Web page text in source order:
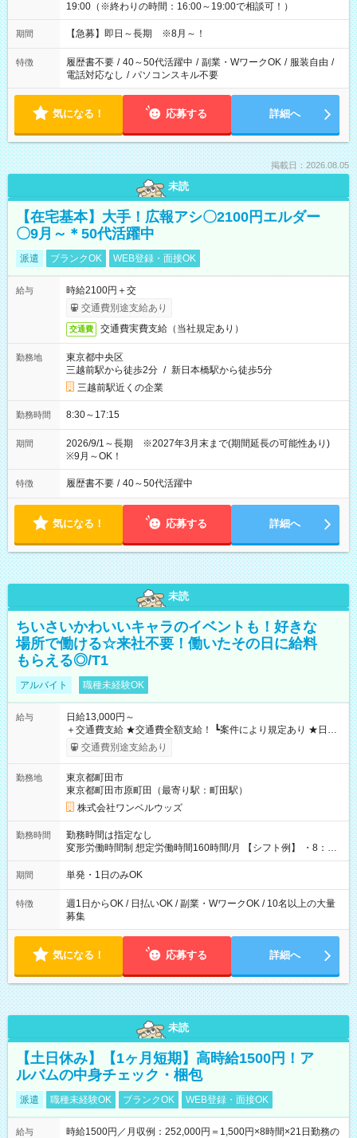
19:00（※終わりの時間：16:00～19:00で相談可！）
期間 【急募】即日～長期 ※8月～！
特徴 履歴書不要 / 40～50代活躍中 / 副業・WワークOK / 服装自由 /
電話対応なし / パソコンスキル不要
気になる！ 応募する 詳細へ
掲載日：2026.08.05
未読
【在宅基本】大手！広報アシ〇2100円エルダー
〇9月～＊50代活躍中
派遣 ブランクOK WEB登録・面接OK
給与
時給2100円＋交
交通費別途支給あり
交通費 交通費実費支給（当社規定あり）
勤務地
東京都中央区
三越前駅から徒歩2分 / 新日本橋駅から徒歩5分
三越前駅近くの企業
勤務時間 8:30～17:15
期間
2026/9/1～長期 ※2027年3月末まで(期間延長の可能性あり)
※9月～OK！
特徴 履歴書不要 / 40～50代活躍中
気になる！ 応募する 詳細へ
未読
ちいさいかわいいキャラのイベントも！好きな
場所で働ける☆来社不要！働いたその日に給料
もらえる◎/T1
アルバイト 職種未経験OK
給与
日給13,000円～
＋交通費支給 ★交通費全額支給！ ┗案件により規定あり ★日払
いOK！（規定あり） ┗働いたその日に現金GET♪ お仕事後はコ
ンビニATMから 日払い分を引き落とせます！ 【試用期間】試
交通費別途支給あり
勤務地
東京都町田市
東京都町田市原町田（最寄り駅：町田駅）
株式会社ワンベルウッズ
勤務時間
勤務時間は指定なし
変形労働時間制 想定労働時間160時間/月 【シフト例】 ・8：00
～21：00
期間 単発・1日のみOK
特徴
週1日からOK / 日払いOK / 副業・WワークOK / 10名以上の大量
募集
気になる！ 応募する 詳細へ
未読
【土日休み】【1ヶ月短期】高時給1500円！ア
ルバムの中身チェック・梱包
派遣 職種未経験OK ブランクOK WEB登録・面接OK
給与
時給1500円／月収例：252,000円＝1,500円×8時間×21日勤務の